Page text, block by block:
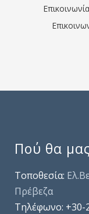
Επικοινωνία
Πού θα
Τοποθεσία:
Πρέβεζα
Τηλέφωνo: +30-